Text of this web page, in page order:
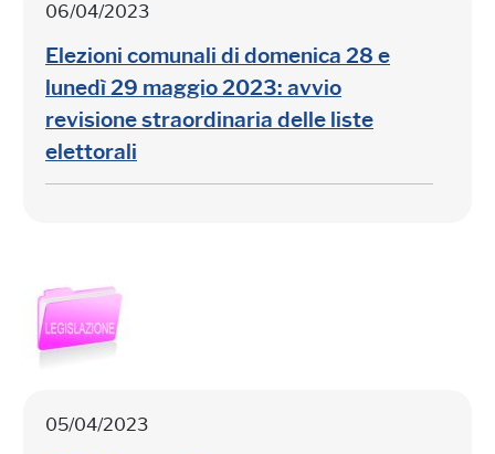
06/04/2023
Elezioni comunali di domenica 28 e
lunedì 29 maggio 2023: avvio
revisione straordinaria delle liste
elettorali
05/04/2023